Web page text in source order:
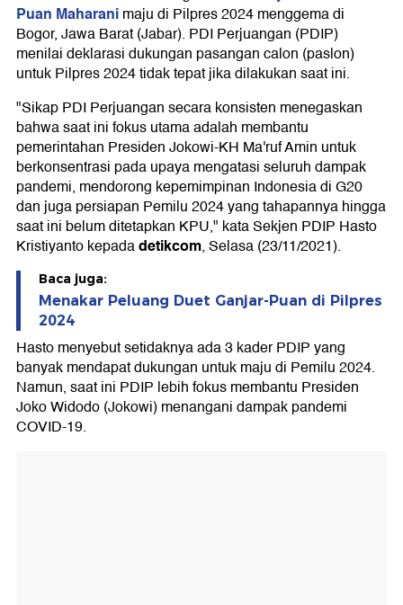
Puan Maharanimaju di Pilpres 2024 menggema di
Bogor, Jawa Barat (Jabar). PDI Perjuangan (PDIP)
menilai deklarasi dukungan pasangan calon (paslon)
untuk Pilpres 2024 tidak tepat jika dilakukan saat ini.
"Sikap PDI Perjuangan secara konsisten menegaskan
bahwa saat ini fokus utama adalah membantu
pemerintahan Presiden Jokowi-KH Ma'ruf Amin untuk
berkonsentrasi pada upaya mengatasi seluruh dampak
pandemi, mendorong kepemimpinan Indonesia di G20
dan juga persiapan Pemilu 2024 yang tahapannya hingga
saat ini belum ditetapkan KPU," kata Sekjen PDIP Hasto
Kristiyanto kepadadetikcom, Selasa (23/11/2021).
Baca juga:
Menakar Peluang Duet Ganjar-Puan di Pilpres
2024
Hasto menyebut setidaknya ada 3 kader PDIP yang
banyak mendapat dukungan untuk maju di Pemilu 2024.
Namun, saat ini PDIP lebih fokus membantu Presiden
Joko Widodo (Jokowi) menangani dampak pandemi
COVID-19.